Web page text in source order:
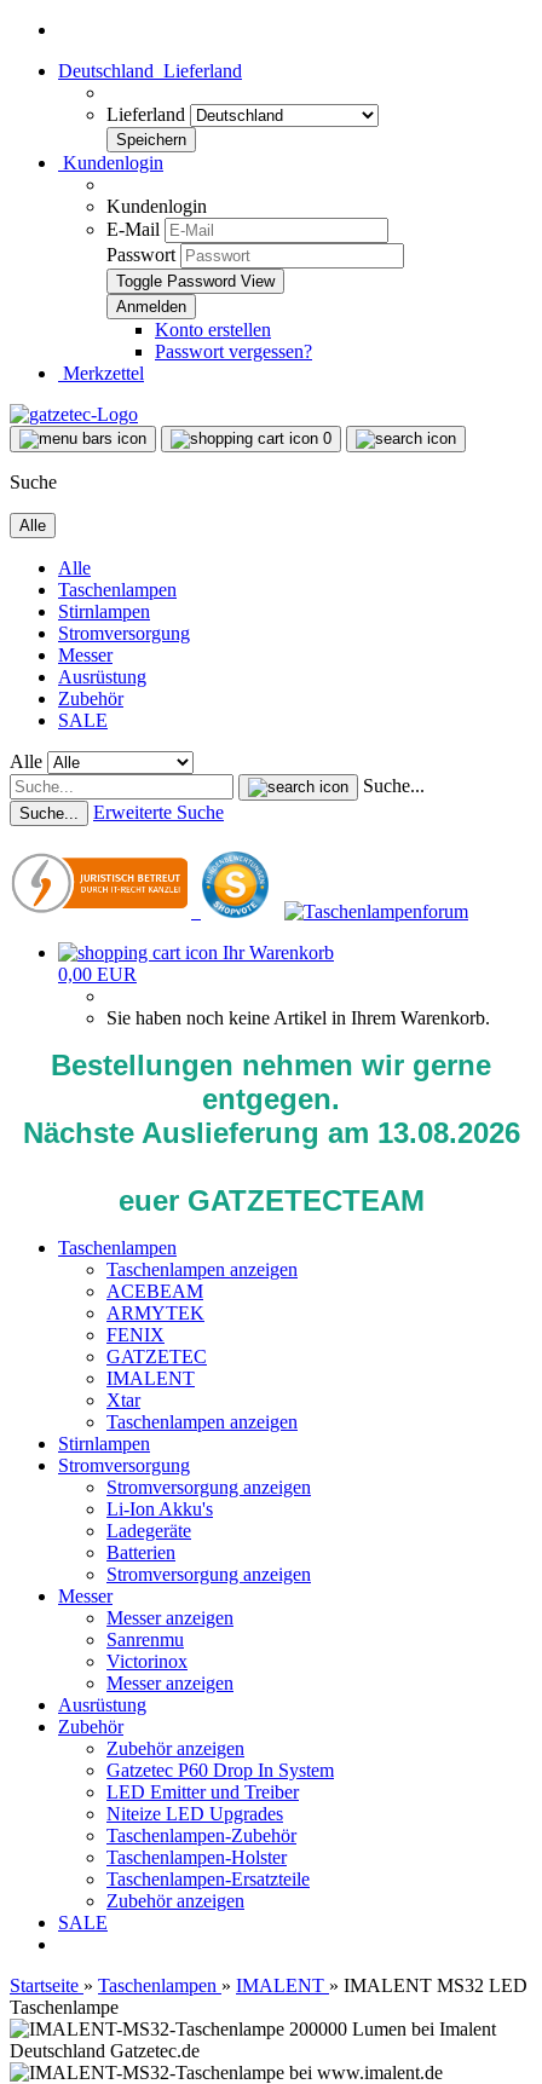
Deutschland Lieferland
Lieferland
Kundenlogin
Kundenlogin
E-Mail
Passwort
Toggle Password View
Konto erstellen
Passwort vergessen?
Merkzettel
0
Suche
Alle
Alle
Taschenlampen
Stirnlampen
Stromversorgung
Messer
Ausrüstung
Zubehör
SALE
Alle
Suche...
Suche... Erweiterte Suche
Ihr Warenkorb
0,00 EUR
Sie haben noch keine Artikel in Ihrem Warenkorb.
Bestellungen nehmen wir gerne
entgegen.
Nächste Auslieferung am 13.08.2026
euer GATZETECTEAM
Taschenlampen
Taschenlampen anzeigen
ACEBEAM
ARMYTEK
FENIX
GATZETEC
IMALENT
Xtar
Taschenlampen anzeigen
Stirnlampen
Stromversorgung
Stromversorgung anzeigen
Li-Ion Akku's
Ladegeräte
Batterien
Stromversorgung anzeigen
Messer
Messer anzeigen
Sanrenmu
Victorinox
Messer anzeigen
Ausrüstung
Zubehör
Zubehör anzeigen
Gatzetec P60 Drop In System
LED Emitter und Treiber
Niteize LED Upgrades
Taschenlampen-Zubehör
Taschenlampen-Holster
Taschenlampen-Ersatzteile
Zubehör anzeigen
SALE
Startseite » Taschenlampen » IMALENT » IMALENT MS32 LED
Taschenlampe